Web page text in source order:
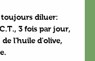
diluer:
3 fois par jour,
de l'huile d'olive,